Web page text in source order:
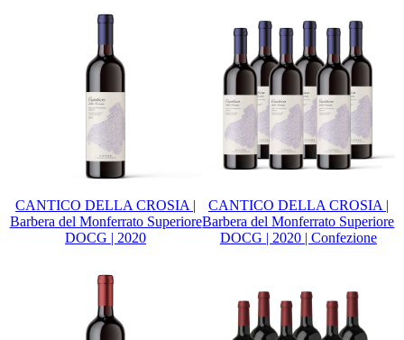
CANTICO DELLA CROSIA |
Barbera del Monferrato Superiore
DOCG | 2020
CANTICO DELLA CROSIA |
Barbera del Monferrato Superiore
DOCG | 2020 | Confezione